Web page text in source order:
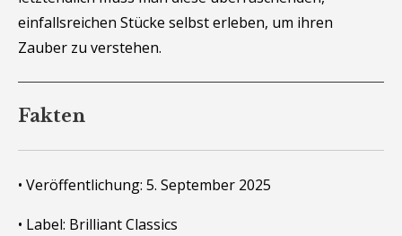
einfallsreichen Stücke selbst erleben, um ihren
Zauber zu verstehen.
Fakten
• Veröffentlichung: 5. September 2025
• Label: Brilliant Classics